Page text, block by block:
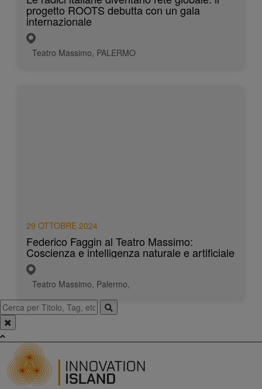
progetto ROOTS debutta con un gala
internazionale
Teatro Massimo, PALERMO
29 OTTOBRE 2024
Federico Faggin al Teatro Massimo:
Coscienza e intelligenza naturale e artificiale
Teatro Massimo, Palermo,